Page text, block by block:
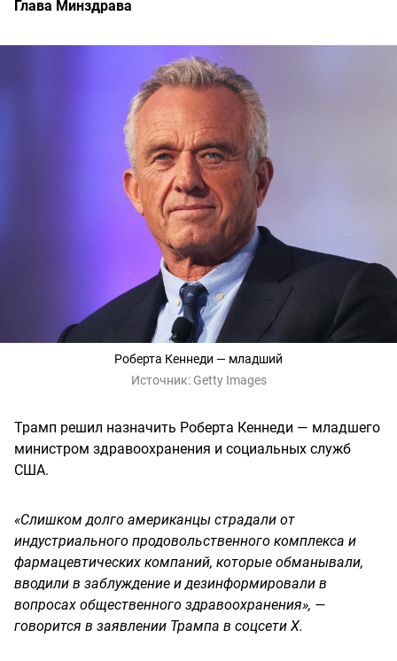
Глава Минздрава
Роберта Кеннеди — младший
Источник: Getty Images
Трамп решил назначить Роберта Кеннеди — младшего
министром здравоохранения и социальных служб
США.
«Слишком долго американцы страдали от
индустриального продовольственного комплекса и
фармацевтических компаний, которые обманывали,
вводили в заблуждение и дезинформировали в
вопросах общественного здравоохранения», —
говорится в заявлении Трампа в соцсети X.